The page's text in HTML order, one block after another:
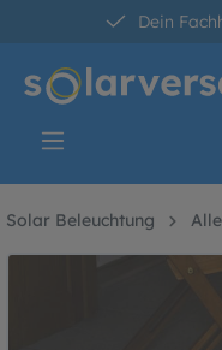
springen
Dein
30
Solar Beleuchtung